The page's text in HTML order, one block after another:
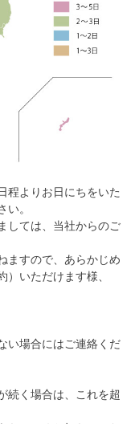
程よりお日にちをいた
。
しては、当社からのご
ますので、あらかじめ
いただけます様、
い場合にはご連絡くだ
続く場合は、これを超